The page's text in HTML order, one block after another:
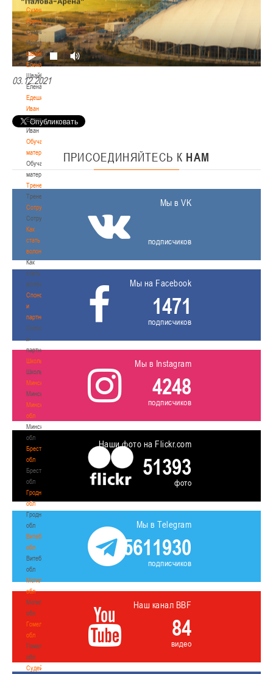
Сумникова
Ирина
Сумникова
Ирина
Швайбович
Елена
Швайбович
Елена
Едешко
Иван
Едешко
Иван
Обучающие
материалы
Обучающие
материалы
Тренерам
Тренерам
Сотрудничество
Сотрудничество
Как
стать
волонтером
Как
стать
волонтером
Спонсоры
и
партнеры
Спонсоры
и
партнеры
Школы
Школы
Минск
Минск
Минская
обл
Минская
обл
Брестская
обл
Брестская
обл
Гродненская
обл
Гродненская
обл
Витебская
обл
Витебская
обл
Могилевская
обл
Могилевская
обл
Гомельская
обл
Гомельская
обл
Судейство
03.12.2021
ПРИСОЕДИНЯЙТЕСЬ К НАМ
Мы в VK
подписчиков
Мы на Facebook
1471
подписчиков
Мы в Instagram
4248
подписчиков
Наши фото на Flickr.com
51393
фото
Мы в Telegram
5611930
подписчиков
Наш канал BBF
84
видео